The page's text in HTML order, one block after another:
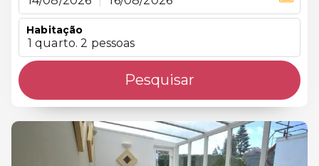
Habitação
1 quarto. 2 pessoas
Pesquisar